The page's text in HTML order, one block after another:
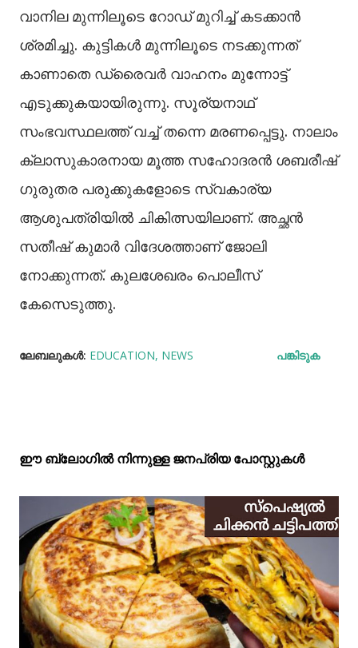
വാനില മുന്നിലൂടെ റോഡ് മുറിച്ച് കടക്കാൻ
ശ്രമിച്ചു. കുട്ടികൾ മുന്നിലൂടെ നടക്കുന്നത്
കാണാതെ ഡ്രൈവർ വാഹനം മുന്നോട്ട്
എടുക്കുകയായിരുന്നു. സൂര്യനാഥ്
സംഭവസ്ഥലത്ത് വച്ച് തന്നെ മരണപ്പെട്ടു. നാലാം
ക്ലാസുകാരനായ മൂത്ത സഹോദരൻ ശബരീഷ്
ഗുരുതര പരുക്കുകളോടെ സ്വകാര്യ
ആശുപത്രിയിൽ ചികിത്സയിലാണ്. അച്ഛൻ
സതീഷ് കുമാർ വിദേശത്താണ് ജോലി
നോക്കുന്നത്. കുലശേഖരം പൊലീസ്
കേസെടുത്തു.
ലേബലുകള്‍: EDUCATION NEWS പങ്കിടുക
ഈ ബ്ലോഗിൽ നിന്നുള്ള ജനപ്രിയ പോസ്റ്റുകള്‍‌